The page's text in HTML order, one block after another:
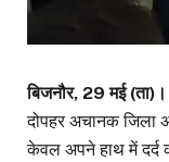
बिजनौर, 29 मई (ता)।
दोपहर अचानक जिला
केवल अपने हाथ में दर्द